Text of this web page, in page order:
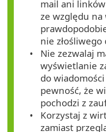
mail ani
ze względu na
nie
Nie zezwalaj
wyświetlanie
do
pewność, że
pochodzi z
Korzystaj z
zamiast